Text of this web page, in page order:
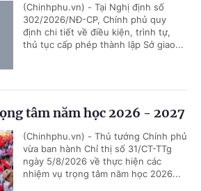
(Chinhphu.vn) - Tại Nghị định số
302/2026/NĐ-CP, Chính phủ quy
định chi tiết về điều kiện, trình tự,
thủ tục cấp phép thành lập Sở giao...
tâm năm học 2026 - 2027
(Chinhphu.vn) - Thủ tướng Chính phủ
vừa ban hành Chỉ thị số 31/CT-TTg
ngày 5/8/2026 về thực hiện các
nhiệm vụ trọng tâm năm học 2026...